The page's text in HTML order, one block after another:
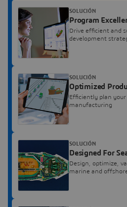
Program
Drive efficient and
development
SOLUCIÓN
Optimized
Efficiently plan
manufacturing
SOLUCIÓN
Designed For
Design, optimize,
marine and
SOLUCIÓN